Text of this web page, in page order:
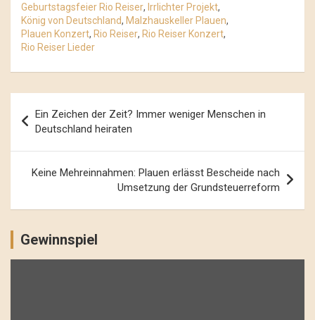
Geburtstagsfeier Rio Reiser, Irrlichter Projekt,
König von Deutschland, Malzhauskeller Plauen,
Plauen Konzert, Rio Reiser, Rio Reiser Konzert,
Rio Reiser Lieder
Navigation
Ein Zeichen der Zeit? Immer weniger Menschen in
Deutschland heiraten
Keine Mehreinnahmen: Plauen erlässt Bescheide nach
Umsetzung der Grundsteuerreform
Gewinnspiel